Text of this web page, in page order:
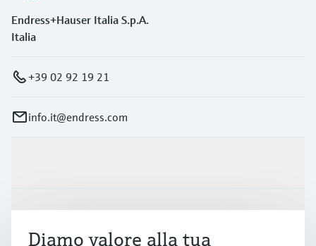
Endress+Hauser Italia S.p.A.
Italia
+39 02 92 19 21
info.it@endress.com
Industrie
Diamo valore alla tua